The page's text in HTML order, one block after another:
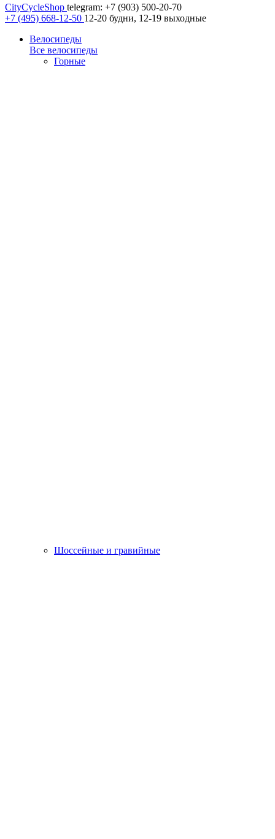
CityCycleShop telegram: +7 (903) 500-20-70
+7 (495) 668-12-50 12-20 будни, 12-19 выходные
Велосипеды
Все велосипеды
Горные
Шоссейные и гравийные